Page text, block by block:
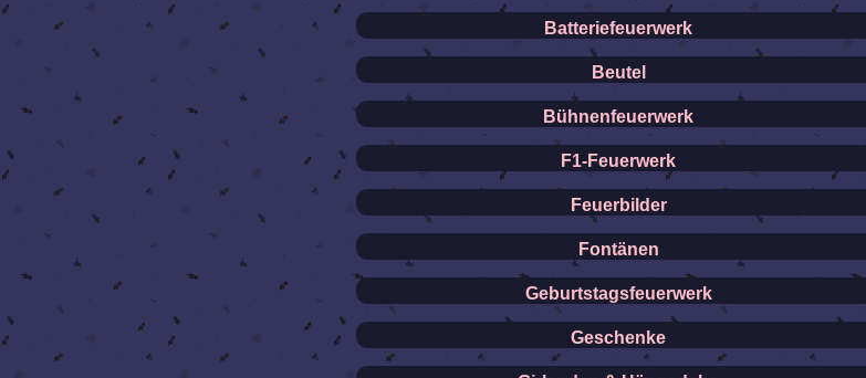
Batteriefeuerwerk
Beutel
Bühnenfeuerwerk
F1-Feuerwerk
Feuerbilder
Fontänen
Geburtstagsfeuerwerk
Geschenke